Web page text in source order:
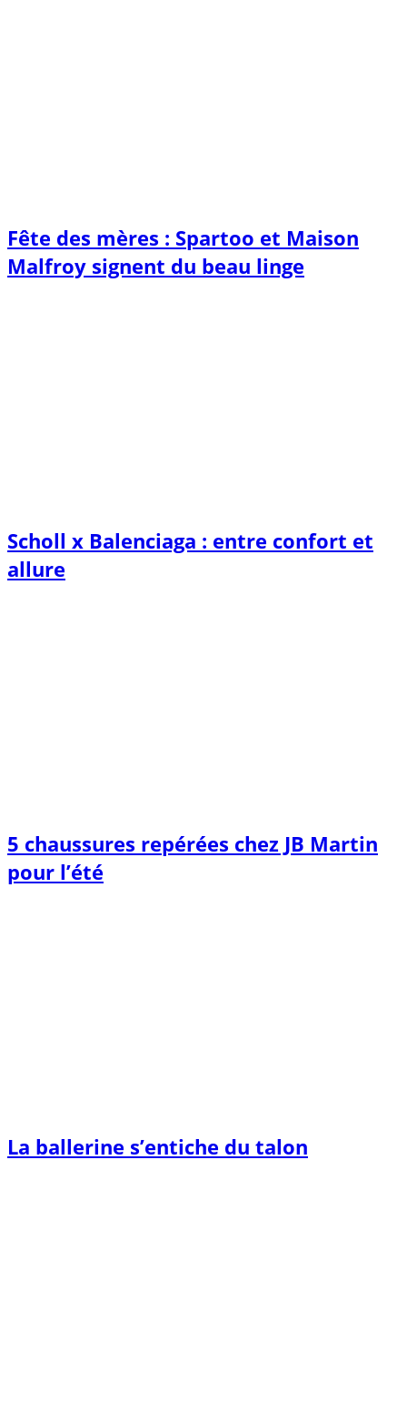
Fête des mères : Spartoo et Maison
Malfroy signent du beau linge
Scholl x Balenciaga : entre confort et
allure
5 chaussures repérées chez JB Martin
pour l’été
La ballerine s’entiche du talon